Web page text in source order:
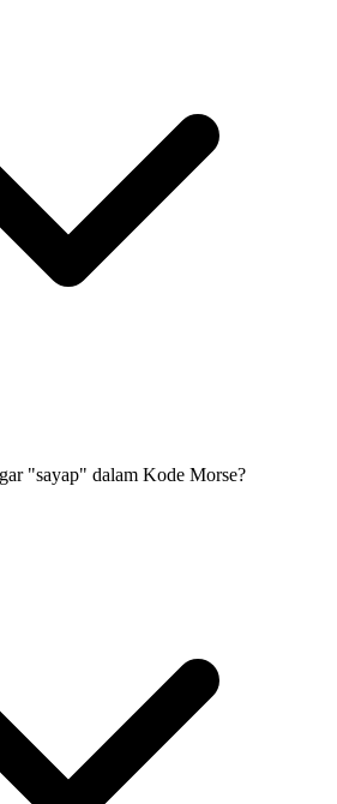
"sayap" dalam Kode Morse?